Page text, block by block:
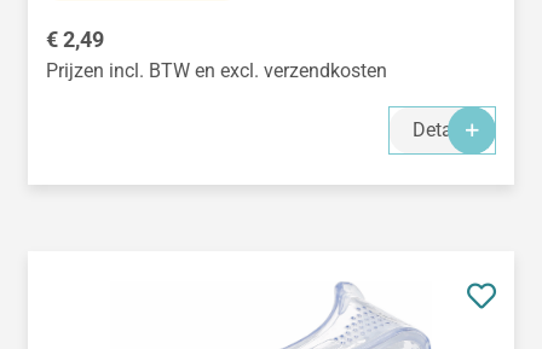
Normale prijs:
€ 2,49
Prijzen incl. BTW en excl. verzendkosten
Details